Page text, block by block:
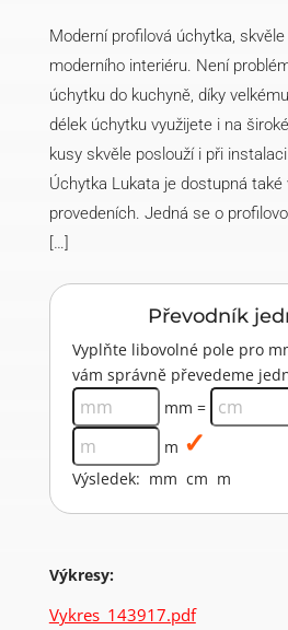
Moderní profilová úchytka,
moderního interiéru. Není
úchytku do kuchyně, díky
délek úchytku využijete i na
kusy skvěle poslouží i při
Úchytka Lukata je dostupná
provedeních. Jedná se o
[…]
Převodník
Vyplňte libovolné pole pro
vám správně převedeme
mm =
m
Výsledek: mm cm m
Výkresy:
Vykres_143917.pdf